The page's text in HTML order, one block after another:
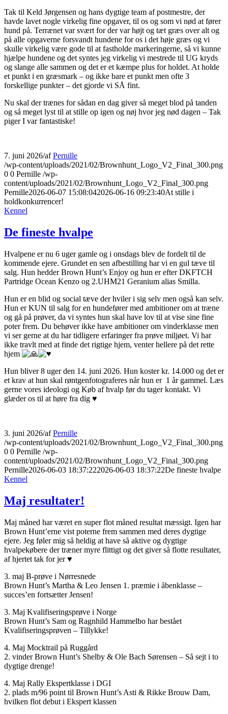
Tak til Keld Jørgensen og hans dygtige team af postmestre, der
havde lavet nogle virkelig fine opgaver, til os og som vi nød at fører
hund på. Terrænet var svært for der var højt og tæt græs over alt og
på alle opgaverne forsvandt hundene for os i det høje græs og vi
skulle virkelig være gode til at fastholde markeringerne, så vi kunne
hjælpe hundene og det syntes jeg virkelig vi mestrede til UG kryds
og slange alle sammen og det er et kæmpe plus for holdet. At holde
et punkt i en græsmark – og ikke bare et punkt men ofte 3
forskellige punkter – det gjorde vi SÅ fint.
Nu skal der trænes for sådan en dag giver så meget blod på tanden
og så meget lyst til at stille op igen og nøj hvor jeg nød dagen – Tak
piger I var fantastiske!
7. juni 2026/afPernille
/wp-content/uploads/2021/02/Brownhunt_Logo_V2_Final_300.png
0 0 Pernille /wp-
content/uploads/2021/02/Brownhunt_Logo_V2_Final_300.png
Pernille2026-06-07 15:08:042026-06-16 09:23:40At stille i
holdkonkurrencer!
Kennel
De fineste hvalpe
Hvalpene er nu 6 uger gamle og i onsdags blev de fordelt til de
kommende ejere. Grundet en sen afbestilling har vi en gul tæve til
salg. Hun hedder Brown Hunt’s Enjoy og hun er efter DKFTCH
Partridge Ocean Kenzo og 2.UHM21 Geranium alias Smilla.
Hun er en blid og social tæve der hviler i sig selv men også kan selv.
Hun er KUN til salg for en hundefører med ambitioner om at træne
og gå på prøver, da vi syntes hun skal have lov til at vise sine fine
poter frem. Du behøver ikke have ambitioner om vinderklasse men
vi ser gerne at du har tidligere erfaringer fra prøve miljøet. Vi har
ikke travlt med at finde det rigtige hjem, venter hellere på det rette
hjem
Hun bliver 8 uger den 14. juni 2026. Hun koster kr. 14.000 og det er
et krav at hun skal røntgenfotograferes når hun er 1 år gammel. Læs
gerne vores ideologi og Køb af hvalp før du tager kontakt. Vi
glæder os til at høre fra dig ♥
3. juni 2026/afPernille
/wp-content/uploads/2021/02/Brownhunt_Logo_V2_Final_300.png
0 0 Pernille /wp-
content/uploads/2021/02/Brownhunt_Logo_V2_Final_300.png
Pernille2026-06-03 18:37:222026-06-03 18:37:22De fineste hvalpe
Kennel
Maj resultater!
Maj måned har været en super flot måned resultat mæssigt. Igen har
Brown Hunt’erne vist poterne frem sammen med deres dygtige
ejere. Jeg føler mig så heldig at have så aktive og dygtige
hvalpekøbere der træner myre flittigt og det giver så flotte resultater,
af hjertet tak for jer ♥
3. maj B-prøve i Nørresnede
Brown Hunt’s Martha & Leo Jensen 1. præmie i åbenklasse –
succes’en fortsætter Jensen!
3. Maj Kvalifiseringsprøve i Norge
Brown Hunt’s Sam og Ragnhild Hammelbo har bestået
Kvalifiseringsprøven – Tillykke!
4. Maj Mocktrail på Ruggård
2. vinder Brown Hunt’s Shelby & Ole Bach Sørensen – Så sejt i to
dygtige drenge!
4. Maj Rally Ekspertklasse i DGI
2. plads m/96 point til Brown Hunt’s Asti & Rikke Brouw Dam,
hvilken flot debut i Ekspert klassen